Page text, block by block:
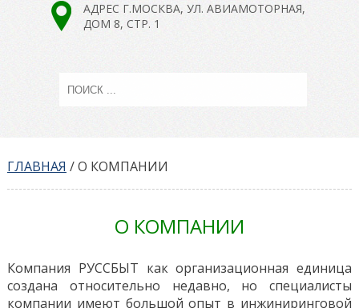
АДРЕС Г.МОСКВА, УЛ. АВИАМОТОРНАЯ,
ДОМ 8, СТР. 1
ГЛАВНАЯ /О КОМПАНИИ
О КОМПАНИИ
Компания РУССБЫТ как организационная единица
создана относительно недавно, но специалисты
компании имеют большой опыт в инжиниринговой